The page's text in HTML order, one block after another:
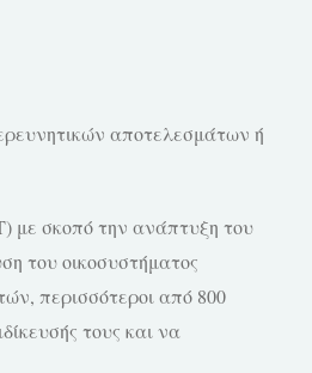
αποτελεσμάτων ή
με σκοπό την ανάπτυξη του
του οικοσυστήματος
περισσότεροι από 800
τους και να